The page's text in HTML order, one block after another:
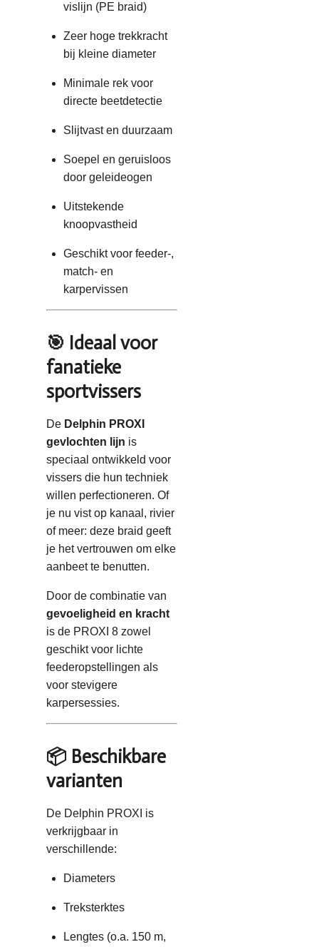
vislijn (PE braid)
Zeer hoge trekkracht
bij kleine diameter
Minimale rek voor
directe beetdetectie
Slijtvast en duurzaam
Soepel en geruisloos
door geleideogen
Uitstekende
knoopvastheid
Geschikt voor feeder-,
match- en
karpervissen
🎯 Ideaal voor
fanatieke
sportvissers
De Delphin PROXI
gevlochten lijn is
speciaal ontwikkeld voor
vissers die hun techniek
willen perfectioneren. Of
je nu vist op kanaal, rivier
of meer: deze braid geeft
je het vertrouwen om elke
aanbeet te benutten.
Door de combinatie van
gevoeligheid en kracht
is de PROXI 8 zowel
geschikt voor lichte
feederopstellingen als
voor stevigere
karpersessies.
📦 Beschikbare
varianten
De Delphin PROXI is
verkrijgbaar in
verschillende:
Diameters
Treksterktes
Lengtes (o.a. 150 m,